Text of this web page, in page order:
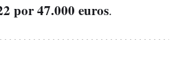
por 47.000 euros.